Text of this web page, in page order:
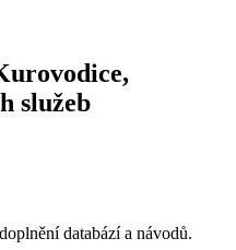
služeb
databází a návodů.